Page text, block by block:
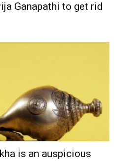
Ganapathi to get rid
is an auspicious